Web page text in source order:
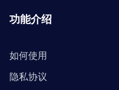
功能介绍
如何使用
隐私协议